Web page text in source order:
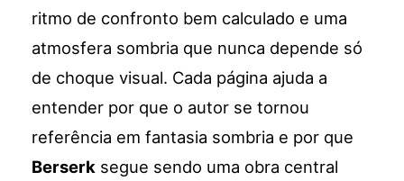
ritmo de confronto bem calculado e uma
atmosfera sombria que nunca depende só
de choque visual. Cada página ajuda a
entender por que o autor se tornou
referência em fantasia sombria e por que
Berserk segue sendo uma obra central